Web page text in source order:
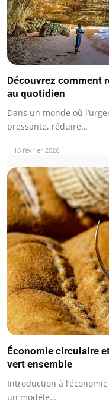
Découvrez comment
au quotidien
Dans un monde où
pressante, réduire…
16 février 2026
Économie circulaire
vert ensemble
Introduction à
un modèle…